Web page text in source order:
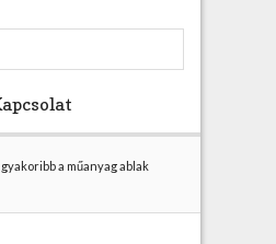
e
h
a műanyag ablak